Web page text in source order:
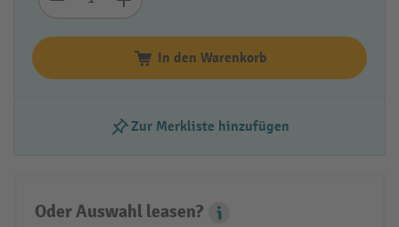
In den Warenkorb
Zur Merkliste hinzufügen
Oder Auswahl leasen?
Leasing Popover